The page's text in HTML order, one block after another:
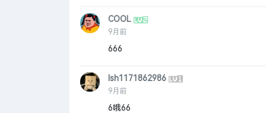
COOL
9月前
666
lsh1171862986
9月前
6哦66